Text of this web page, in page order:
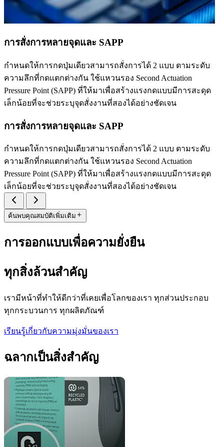
การสั่งการหลายจุดและ SAPP
กำหนดให้การกดปุ่มเดียวสามารถสั่งการได้ 2 แบบ ตามระดับ
ความลึกที่กดแตกต่างกัน ใช้แหวนรอง Second Actuation
Pressure Point (SAPP) ที่ให้มาเพื่อสร้างแรงกดแบบมีการสะดุด
เล็กน้อยที่จะช่วยระบุจุดสั่งงานที่สองได้อย่างชัดเจน
การสั่งการหลายจุดและ SAPP
กำหนดให้การกดปุ่มเดียวสามารถสั่งการได้ 2 แบบ ตามระดับ
ความลึกที่กดแตกต่างกัน ใช้แหวนรอง Second Actuation
Pressure Point (SAPP) ที่ให้มาเพื่อสร้างแรงกดแบบมีการสะดุด
เล็กน้อยที่จะช่วยระบุจุดสั่งงานที่สองได้อย่างชัดเจน
ค้นพบคุณสมบัติเพิ่มเติม
การออกแบบเพื่อความยั่งยืน
ทุกสิ่งล้วนสำคัญ
เรามีหน้าที่ทำให้ดีกว่าที่เคยเพื่อโลกของเรา ทุกส่วนประกอบ
ทุกกระบวนการ ทุกผลิตภัณฑ์
เรียนรู้เกี่ยวกับความมุ่งมั่นของเรา
ฉลากเป็นสิ่งสำคัญ